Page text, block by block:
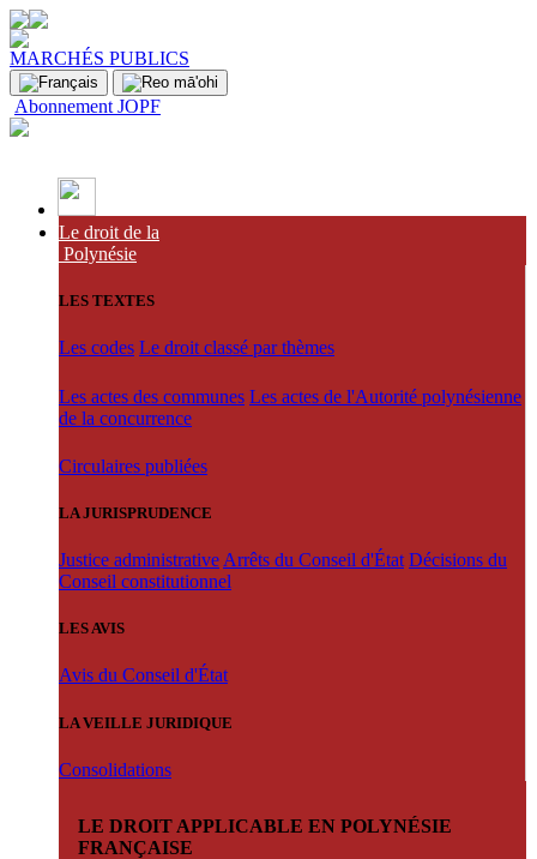
MARCHÉS PUBLICS
Abonnement JOPF
Le droit de la
Polynésie
LES TEXTES
Les codes Le droit classé par thèmes
Les actes des communes Les actes de l'Autorité polynésienne
de la concurrence
Circulaires publiées
LA JURISPRUDENCE
Justice administrative Arrêts du Conseil d'État Décisions du
Conseil constitutionnel
LES AVIS
Avis du Conseil d'État
LA VEILLE JURIDIQUE
Consolidations
LE DROIT APPLICABLE EN POLYNÉSIE
FRANÇAISE